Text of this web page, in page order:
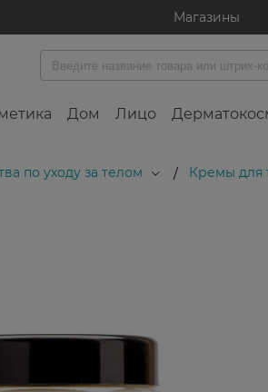
Магазины
Дом Лицо
по уходу за телом / Кремы для